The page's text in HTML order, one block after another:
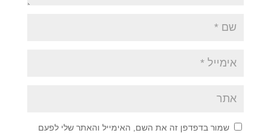
שמור בדפדפן זה את השם, האימייל והאתר שלי לפעם